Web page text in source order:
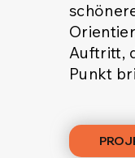
Auftritt,
Punkt